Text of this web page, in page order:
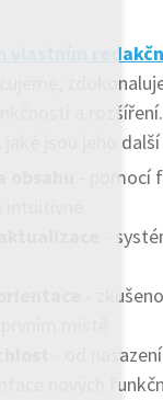
vlastním
a
jaké jsou jeho
- pomocí
-
-
- od
nových